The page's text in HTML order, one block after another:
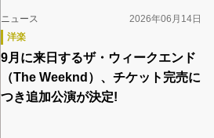
ニュース
2026年06月14日
洋楽
9月に来日するザ・ウィークエンド
（The Weeknd）、チケット完売に
つき追加公演が決定!